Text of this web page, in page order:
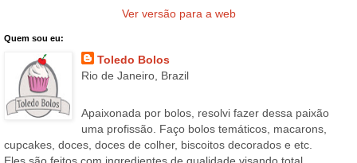
Ver versão para a web
Quem sou eu:
Toledo Bolos
Rio de Janeiro, Brazil
Apaixonada por bolos, resolvi fazer dessa paixão
uma profissão. Faço bolos temáticos, macarons,
cupcakes, doces, doces de colher, biscoitos decorados e etc.